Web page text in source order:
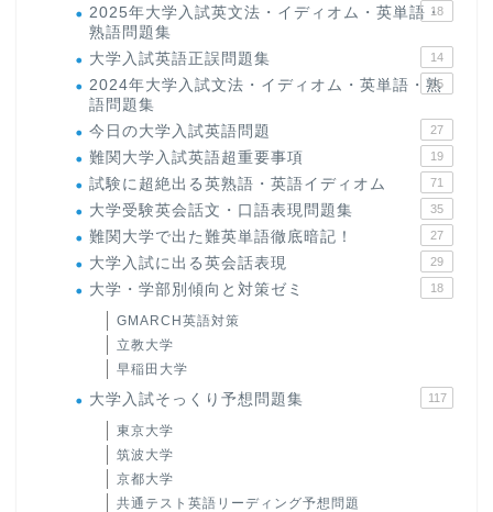
2025年大学入試英文法・イディオム・英単語・
熟語問題集
18
大学入試英語正誤問題集 14
2024年大学入試文法・イディオム・英単語・熟
語問題集
15
今日の大学入試英語問題 27
難関大学入試英語超重要事項 19
試験に超絶出る英熟語・英語イディオム 71
大学受験英会話文・口語表現問題集 35
難関大学で出た難英単語徹底暗記！ 27
大学入試に出る英会話表現 29
大学・学部別傾向と対策ゼミ 18
GMARCH英語対策
立教大学
早稲田大学
大学入試そっくり予想問題集 117
東京大学
筑波大学
京都大学
共通テスト英語リーディング予想問題